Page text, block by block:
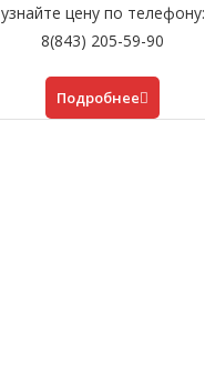
узнайте цену по телефону:
8(843) 205-59-90
Подробнее